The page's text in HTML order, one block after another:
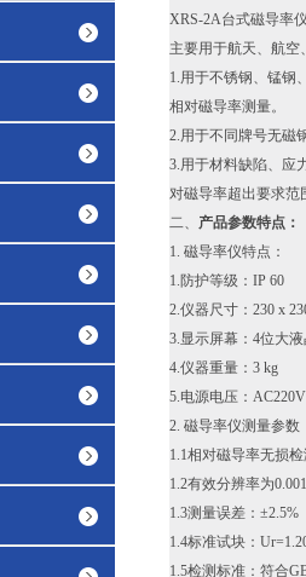
XRS-2A台式磁导率
主要用于航天、航
1.用于不锈钢、锰钢
相对磁导率测量。
2.用于不同牌号无磁
3.用于材料缺陷、应
对磁导率超出要求范
二、 产品参数特点：
1. 磁导率仪特点：
1.防护等级：IP 60
2.仪器尺寸：230 x
3.显示屏幕：4位大
4.仪器重量：3 kg
5.电源电压：
2. 磁导率仪测量参数
1.1相对磁导率无损
1.2有效分辨率为
1.3测量误差：±2.5%
1.4标准试块：
1.5检测标准：符合